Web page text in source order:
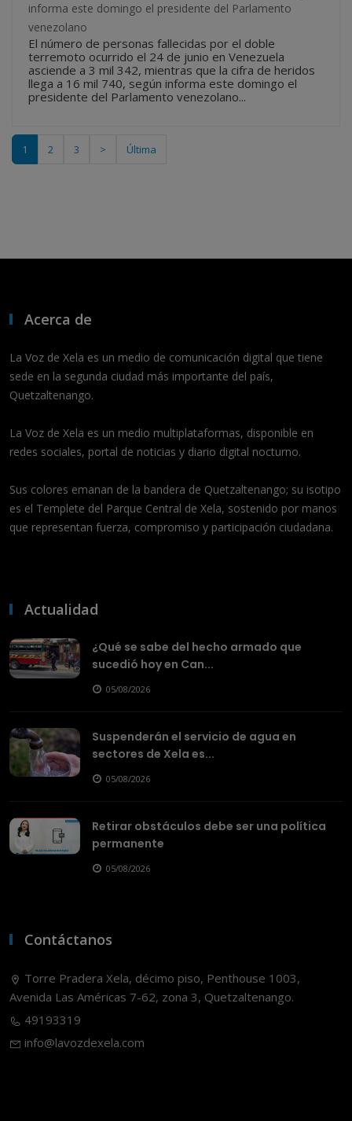
informa este domingo el presidente del Parlamento
venezolano
El número de personas fallecidas por el doble
terremoto ocurrido el 24 de junio en Venezuela
asciende a 3 mil 342, mientras que la cifra de heridos
llega a 16 mil 740, según informa este domingo el
presidente del Parlamento venezolano...
1 2 3 > Última
Acerca de
La Voz de Xela es un medio de comunicación digital que tiene
sede en la segunda ciudad más importante del país,
Quetzaltenango.
La Voz de Xela es un medio multiplataformas, disponible en
redes sociales, portal de noticias y diario digital nocturno.
Sus colores emanan de la bandera de Quetzaltenango; su isotipo
es el Templete del Parque Central de Xela, sostenido por manos
que representan fuerza, compromiso y participación ciudadana.
Actualidad
¿Qué se sabe del hecho armado que
sucedió hoy en Can...
05/08/2026
Suspenderán el servicio de agua en
sectores de Xela es...
05/08/2026
Retirar obstáculos debe ser una política
permanente
05/08/2026
Contáctanos
Torre Pradera Xela, décimo piso, Penthouse 1003,
Avenida Las Américas 7-62, zona 3, Quetzaltenango.
49193319
info@lavozdexela.com